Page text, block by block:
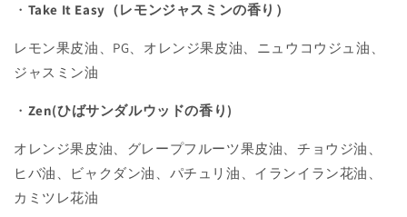
・ Take It Easy（レモンジャスミンの香り）
レモン果皮油、PG、オレンジ果皮油、ニュウコウジュ油、
ジャスミン油
・ Zen(ひばサンダルウッドの香り)
オレンジ果皮油、グレープフルーツ果皮油、チョウジ油、
ヒバ油、ビャクダン油、パチュリ油、イランイラン花油、
カミツレ花油